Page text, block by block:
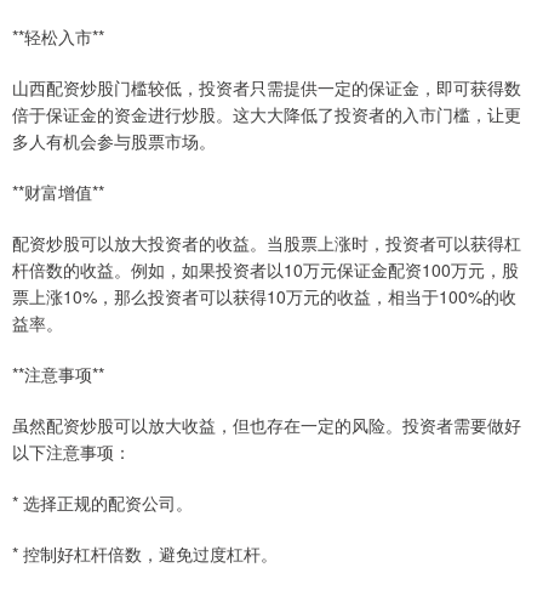
**轻松入市**
山西配资炒股门槛较低，投资者只需提供一定的保证金，即可获得数
倍于保证金的资金进行炒股。这大大降低了投资者的入市门槛，让更
多人有机会参与股票市场。
**财富增值**
配资炒股可以放大投资者的收益。当股票上涨时，投资者可以获得杠
杆倍数的收益。例如，如果投资者以10万元保证金配资100万元，股
票上涨10%，那么投资者可以获得10万元的收益，相当于100%的收
益率。
**注意事项**
虽然配资炒股可以放大收益，但也存在一定的风险。投资者需要做好
以下注意事项：
* 选择正规的配资公司。
* 控制好杠杆倍数，避免过度杠杆。